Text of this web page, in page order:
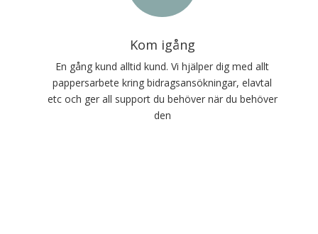
Kom igång
En gång kund alltid kund. Vi hjälper dig med allt
pappersarbete kring bidragsansökningar, elavtal
etc och ger all support du behöver när du behöver
den